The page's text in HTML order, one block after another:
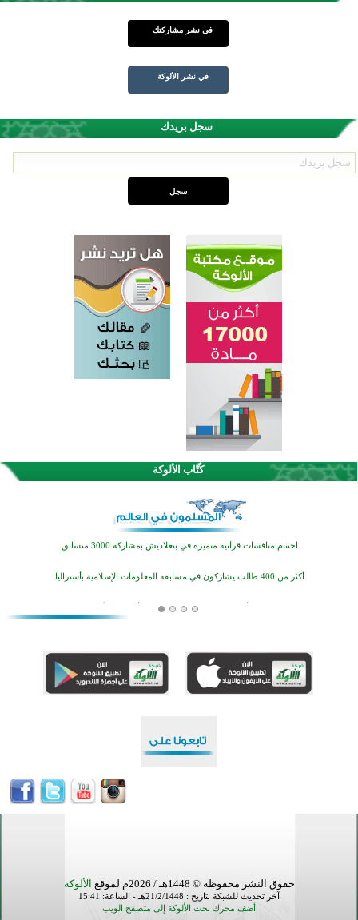
في نشر مشاركتك
في نشر الألوكة
سجل بريدك
كُتَّاب الألوكة
اختتام الدورة التاسعة لمسابقة حفظ وتلاوة القرآن الكريم في أزناكاييف
تيسليتش تختتم برنامجا تعليميا لتعزيز القيم وبناء الشخصية للشباب المسلمين
اختتام منافسات قرآنية متميزة في بنغلاديش بمشاركة 3000 متسابق
أكثر من 400 طالب يشاركون في مسابقة المعلومات الإسلامية بأستراليا
افتتاح تاريخي لأول مسجد في بلييفليا بالجبل الأسود منذ أكثر من قرن
أكبر مشروع إسلامي في ريف أستراليا يفتتح أبوابه بعد سنوات من العمل والعطاء
اختتام منافسات قرآنية متميزة في بنغلاديش بمشاركة 3000 متسابق
حقوق النشر محفوظة © 1448هـ / 2026م لموقع الألوكة
آخر تحديث للشبكة بتاريخ : 21/2/1448هـ - الساعة: 15:41
أضف محرك بحث الألوكة إلى متصفح الويب